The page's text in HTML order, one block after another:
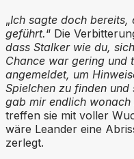
„Ich sagte doch
geführt.“ Die
dass Stalker wie du,
Chance war gering und
angemeldet, um
Spielchen zu finden
gab mir endlich wonach
treffen sie mit voller
wäre Leander eine
zerlegt.